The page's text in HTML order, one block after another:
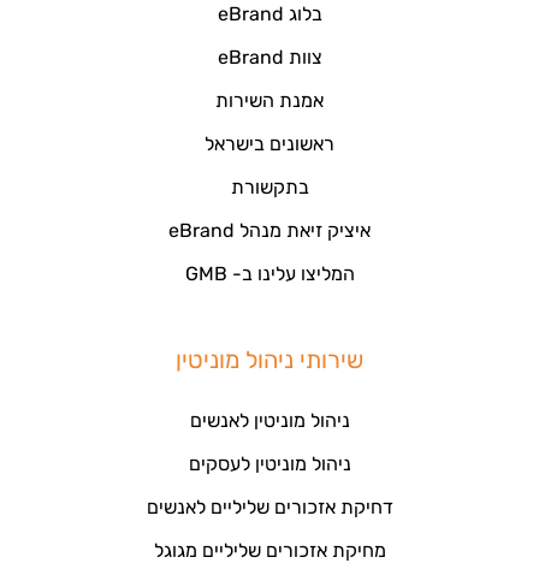
בלוג eBrand
צוות eBrand
אמנת השירות
ראשונים בישראל
בתקשורת
איציק זיאת מנהל eBrand
המליצו עלינו ב- GMB
שירותי ניהול מוניטין
ניהול מוניטין לאנשים
ניהול מוניטין לעסקים
דחיקת אזכורים שליליים לאנשים
מחיקת אזכורים שליליים מגוגל